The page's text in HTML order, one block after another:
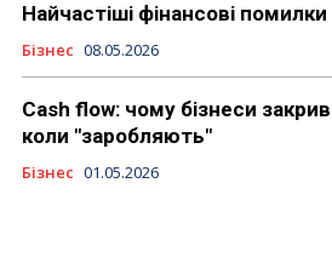
Найчастіші фінансові
Бізнес 08.05.2026
Cash flow: чому бізнеси
коли "заробляють"
Бізнес 01.05.2026